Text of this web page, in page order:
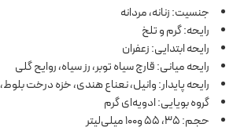
جنسیت: زنانه، مردانه
رایحه: گرم و تلخ
رایحه ابتدایی: زعفران
رایحه میانی: قارچ سیاه توبر، رز سیاه، روایح گلی
رایحه پایدار: وانیل، نعناع هندی، خزه درخت
گروه بویایی: ادویه‌ای گرم
حجم: 35، 55 و100 میلی‌لیتر